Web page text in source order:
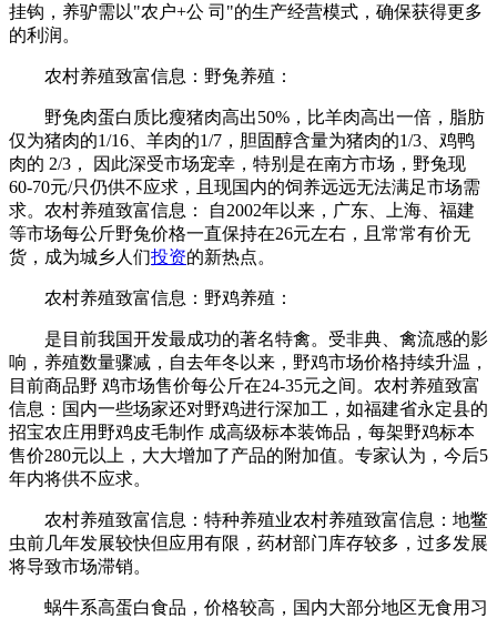
挂钩，养驴需以"农户+公 司"的生产经营模式，确保获得更多
的利润。
农村养殖致富信息：野兔养殖：
野兔肉蛋白质比瘦猪肉高出50%，比羊肉高出一倍，脂肪
仅为猪肉的1/16、羊肉的1/7，胆固醇含量为猪肉的1/3、鸡鸭
肉的 2/3， 因此深受市场宠幸，特别是在南方市场，野兔现
60-70元/只仍供不应求，且现国内的饲养远远无法满足市场需
求。农村养殖致富信息： 自2002年以来，广东、上海、福建
等市场每公斤野兔价格一直保持在26元左右，且常常有价无
货，成为城乡人们投资的新热点。
农村养殖致富信息：野鸡养殖：
是目前我国开发最成功的著名特禽。受非典、禽流感的影
响，养殖数量骤减，自去年冬以来，野鸡市场价格持续升温，
目前商品野 鸡市场售价每公斤在24-35元之间。农村养殖致富
信息：国内一些场家还对野鸡进行深加工，如福建省永定县的
招宝农庄用野鸡皮毛制作 成高级标本装饰品，每架野鸡标本
售价280元以上，大大增加了产品的附加值。专家认为，今后5
年内将供不应求。
农村养殖致富信息：特种养殖业农村养殖致富信息：地鳖
虫前几年发展较快但应用有限，药材部门库存较多，过多发展
将导致市场滞销。
蜗牛系高蛋白食品，价格较高，国内大部分地区无食用习